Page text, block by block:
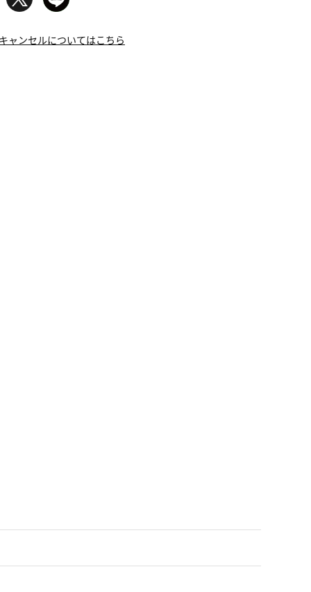
ャンセルについてはこちら